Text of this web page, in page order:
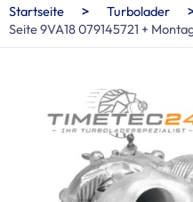
Startseite > Turbolader
Seite 9VA18 079145721 +